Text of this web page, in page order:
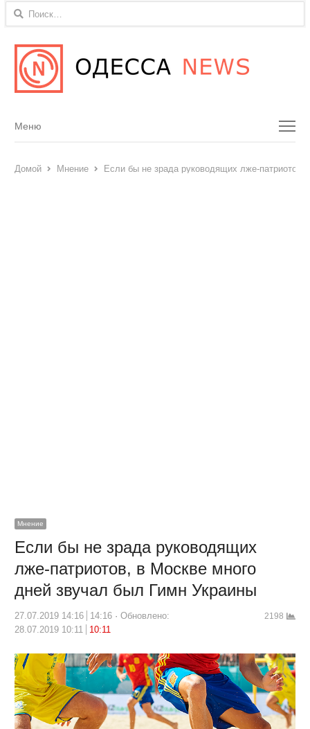
Найти:
Menu
Меню
Домой Мнение Если бы не зрада руководящих лже-
Мнение
Если бы не зрада руководящих
лже-патриотов, в Москве много
дней звучал был Гимн Украины
27.07.2019 14:16 14:16
Обновлено:
28.07.2019 10:11
10:11
2198